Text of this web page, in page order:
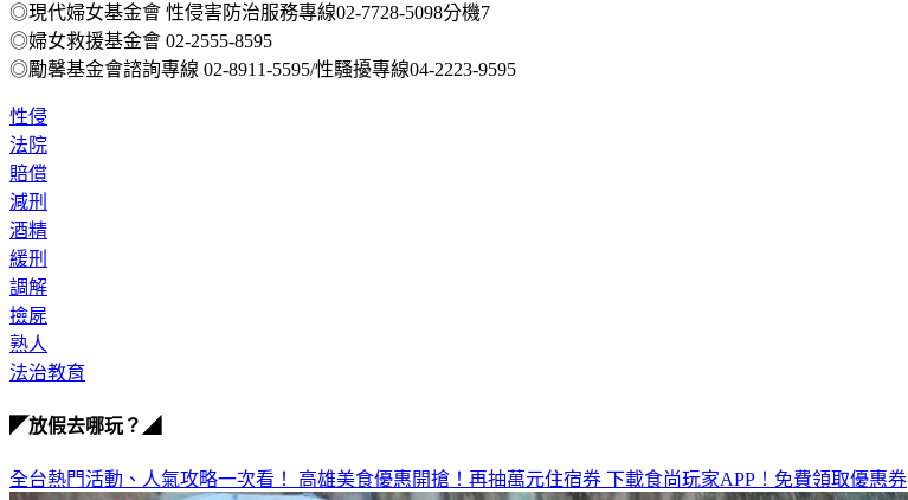
◎現代婦女基金會 性侵害防治服務專線02-7728-5098分機7
◎婦女救援基金會 02-2555-8595
◎勵馨基金會諮詢專線 02-8911-5595/性騷擾專線04-2223-9595
性侵
法院
賠償
減刑
酒精
緩刑
調解
撿屍
熟人
法治教育
◤放假去哪玩？◢
全台熱門活動、人氣攻略一次看！ 高雄美食優惠開搶！再抽萬元住宿券 下載食尚玩家APP！免費領取優惠券